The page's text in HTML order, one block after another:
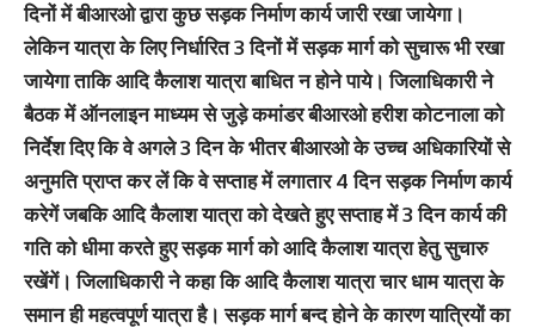
दिनों में बीआरओ द्वारा कुछ सड़क निर्माण कार्य जारी रखा जायेगा।
लेकिन यात्रा के लिए निर्धारित 3 दिनों में सड़क मार्ग को सुचारू भी रखा
जायेगा ताकि आदि कैलाश यात्रा बाधित न होने पाये। जिलाधिकारी ने
बैठक में ऑनलाइन माध्यम से जुड़े कमांडर बीआरओ हरीश कोटनाला को
निर्देश दिए कि वे अगले 3 दिन के भीतर बीआरओ के उच्च अधिकारियों से
अनुमति प्राप्त कर लें कि वे सप्ताह में लगातार 4 दिन सड़क निर्माण कार्य
करेगें जबकि आदि कैलाश यात्रा को देखते हुए सप्ताह में 3 दिन कार्य की
गति को धीमा करते हुए सड़क मार्ग को आदि कैलाश यात्रा हेतु सुचारु
रखेंगें। जिलाधिकारी ने कहा कि आदि कैलाश यात्रा चार धाम यात्रा के
समान ही महत्वपूर्ण यात्रा है। सड़क मार्ग बन्द होने के कारण यात्रियों का